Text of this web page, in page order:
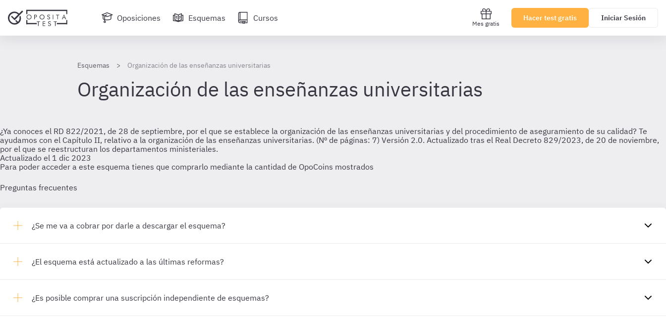
Oposiciones Esquemas Cursos
Mes gratis
Hacer test gratis Iniciar Sesión
Esquemas Organización de las enseñanzas universitarias
Organización de las enseñanzas universitarias
¿Ya conoces el RD 822/2021, de 28 de septiembre, por el que se establece la organización de las enseñanzas universitarias y del procedimiento de aseguramiento de su calidad? Te
ayudamos con el Capítulo II, relativo a la organización de las enseñanzas universitarias. (Nº de páginas: 7) Versión 2.0. Actualizado tras el Real Decreto 829/2023, de 20 de noviembre,
por el que se reestructuran los departamentos ministeriales.
Actualizado el 1 dic 2023
Para poder acceder a este esquema tienes que comprarlo mediante la cantidad de OpoCoins mostrados
Preguntas frecuentes
¿Se me va a cobrar por darle a descargar el esquema?
¿El esquema está actualizado a las últimas reformas?
¿Es posible comprar una suscripción independiente de esquemas?